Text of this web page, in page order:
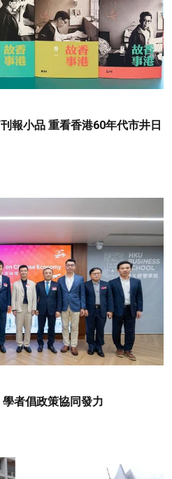
報小品 重看香港60年代市井日
者倡政策協同發力